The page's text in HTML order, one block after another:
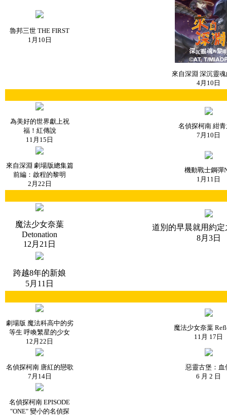
魯邦三世 THE FIRST
1月10日
來自深淵 深沉靈
4月10日
為美好的世界獻上祝
福！紅傳說
11月15日
名偵探柯南 紺
7月10日
來自深淵 劇場版總集篇
前編：啟程的黎明
2月22日
機動戰士鋼彈
1月11日
魔法少女奈葉
Detonation
12月21日
道別的早晨就用約
8月3日
跨越8年的新娘
5月11日
劇場版 魔法科高中的劣
等生 呼喚繁星的少女
12月22日
魔法少女奈葉
11月 17日
名偵探柯南 唐紅的戀歌
7月14日
惡靈古堡：血
6 月 2 日
名偵探柯南 EPISODE
"ONE" 變小的名偵探